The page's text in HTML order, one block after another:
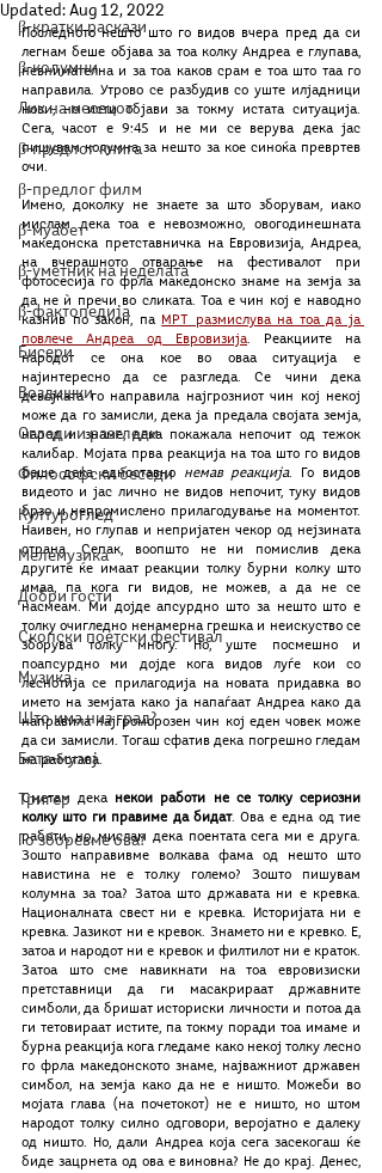
β-кратки раскази
β-колумни
Лик на месецот
β-предлог книга
β-предлог филм
β-муабет
β-уметник на неделата
β-фактопедија
Бисери
Воздишки
Огледи и разгледи
Философски беседи
Културоглед
Мелемузика
Добри гости
Скопски поетски фестивал
Музика
Што има низ град?
Бета-музеј
Тригер
Го зборевме ова?
Updated: Aug 12, 2022
Последното нешто што го видов вчера пред да си
легнам беше објава за тоа колку Андреа е глупава,
невнимателна и за тоа каков срам е тоа што таа го
направила. Утрово се разбудив со уште илјадници
нови, но исти објави за токму истата ситуација.
Сега, часот е 9:45 и не ми се верува дека јас
пишувам колумна за нешто за кое синоќа превртев
очи.
Имено, доколку не знаете за што зборувам, иако
мислам дека тоа е невозможно, овогодинешната
македонска претставничка на Евровизија, Андреа,
на вчерашното отварање на фестивалот при
фотосесија го фрла македонско знаме на земја за
да не ѝ пречи во сликата. Тоа е чин кој е наводно
казнив по закон, па МРТ размислува на тоа да ја
повлече Андреа од Евровизија. Реакциите на
народот се она кое во оваа ситуација е
најинтересно да се разгледа. Се чини дека
девојката го направила најгрозниот чин кој некој
може да го замисли, дека ја предала својата земја,
народ и знаме, дека покажала непочит од тежок
калибар. Мојата прва реакција на тоа што го видов
беше дека едноставно
немав реакција. Го видов
видеото и јас лично не видов непочит, туку видов
брзо и непромислено прилагодување на моментот.
Наивен, но глупав и непријатен чекор од нејзината
страна. Сепак, воопшто не ни помислив дека
другите ќе имаат реакции толку бурни колку што
имаа, па кога ги видов, не можев, а да не се
насмеам. Ми дојде апсурдно што за нешто што е
толку очигледно ненамерна грешка и неискуство се
зборува толку многу. Но, уште посмешно и
поапсурдно ми дојде кога видов луѓе кои со
леснотија се прилагодија на новата придавка во
името на земјата како ја напаѓаат Андреа како да
направила најгроморозен чин кој еден човек може
да си замисли. Тогаш сфатив дека погрешно гледам
на работава.
Сметам дека некои работи не се толку сериозни
колку што ги правиме да бидат. Ова е една од тие
работи, но, мислам дека поентата сега ми е друга.
Зошто направивме волкава фама од нешто што
навистина не е толку големо? Зошто пишувам
колумна за тоа? Затоа што државата ни е кревка.
Националната свест ни е кревка. Историјата ни е
кревка. Јазикот ни е кревок. Знамето ни е кревко. Е,
затоа и народот ни е кревок и филтилот ни е краток.
Затоа што сме навикнати на тоа евровизиски
претставници да ги масакрираат државните
симболи, да бришат историски личности и потоа да
ги тетовираат истите, па токму поради тоа имаме и
бурна реакција кога гледаме како некој толку лесно
го фрла македонското знаме, најважниот државен
симбол, на земја како да не е ништо. Можеби во
мојата глава (на почетокот) не е ништо, но штом
народот толку силно одговори, веројатно е далеку
од ништо. Но, дали Андреа која сега засекогаш ќе
биде зацрнета од ова е виновна? Не до крај. Денес,